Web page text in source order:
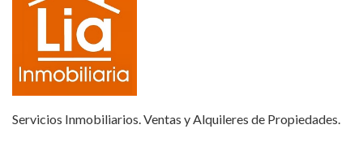
Servicios Inmobiliarios. Ventas y Alquileres de Propiedades.